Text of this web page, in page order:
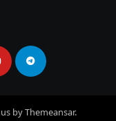
byThemeansar.